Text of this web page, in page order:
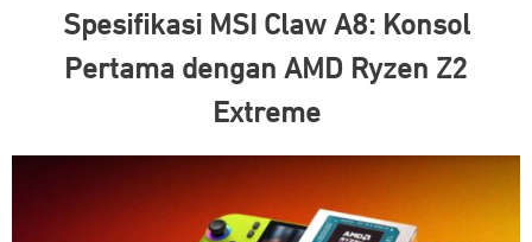
Spesifikasi MSI Claw A8: Konsol
Pertama dengan AMD Ryzen Z2
Extreme